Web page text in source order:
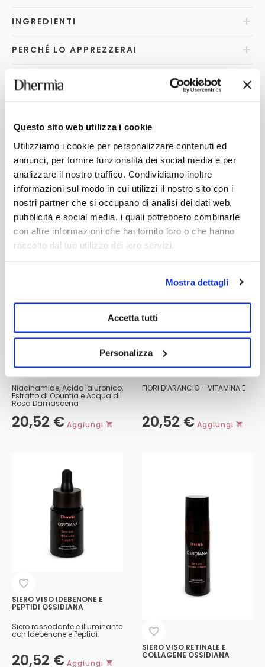
Questo sito web utilizza i cookie
Utilizziamo i cookie per personalizzare contenuti ed
annunci, per fornire funzionalità dei social media e per
analizzare il nostro traffico. Condividiamo inoltre
informazioni sul modo in cui utilizzi il nostro sito con i
nostri partner che si occupano di analisi dei dati web,
pubblicità e social media, i quali potrebbero combinarle
con altre informazioni che hai fornito loro o che hanno
raccolto dal tuo utilizzo dei loro servizi.
Mostra dettagli
Accetta tutti
Personalizza
INGREDIENTI
PERCHÉ LO APPREZZERAI
FAQ
POTREBBERO INTERESSARTI
Niacinamide, Acido Ialuronico,
Estratto di Opuntia e Acqua di
Rosa Damascena
20,52 € Aggiungi
STRUCCANTE BIFASICO
FIORI D’ARANCIO – VITAMINA E
20,52 € Aggiungi
SIERO VISO IDEBENONE E
PEPTIDI OSSIDIANA
Siero rassodante e illuminante
con Idebenone e Peptidi.
20,52 € Aggiungi
SIERO VISO RETINALE E
COLLAGENE OSSIDIANA